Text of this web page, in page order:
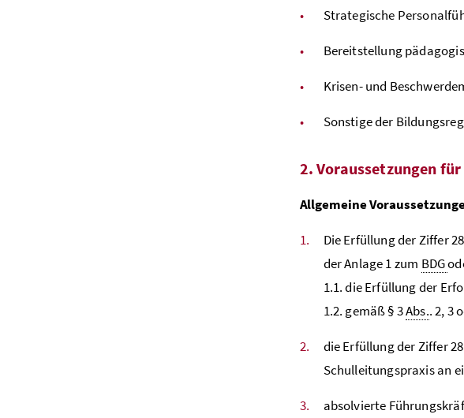
Strategische
Bereitstellung
Krisen- und
Sonstige der
2. Voraussetzungen
Allgemeine
Die Erfüllung der Ziffer
der Anlage 1 zum BDG
1.1. die Erfüllung der
1.2. gemäß § 3Abs.. 2, 3
die Erfüllung der Ziffer
Schulleitungspraxis an
absolvierte